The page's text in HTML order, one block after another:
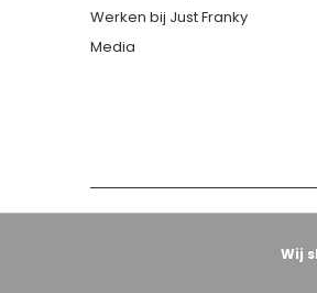
Werken bij Just Franky
Media
Wij